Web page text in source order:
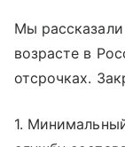
Мы
возрасте в
отсрочках.
1.